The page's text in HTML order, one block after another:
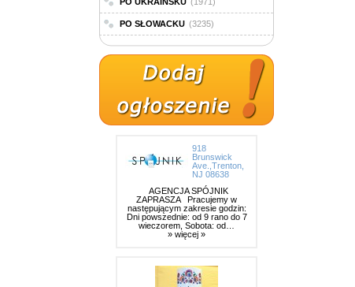
PO SŁOWACKU (3235)
918
Brunswick
Ave.,Trenton,
NJ 08638
AGENCJA SPÓJNIK
ZAPRASZA Pracujemy w
następującym zakresie godzin:
Dni powszednie: od 9 rano do 7
wieczorem, Sobota: od…
» więcej »